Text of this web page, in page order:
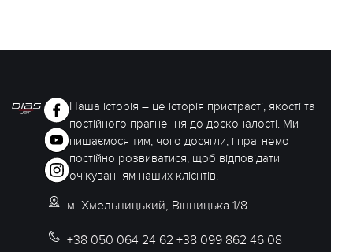
Наша історія – це історія пристрасті, якості та
постійного прагнення до досконалості. Ми
пишаємося тим, чого досягли, і прагнемо
постійно розвиватися, щоб відповідати
очікуванням наших клієнтів.
м. Хмельницький, Вінницька 1/8
+38 050 064 24 62 +38 099 862 46 08